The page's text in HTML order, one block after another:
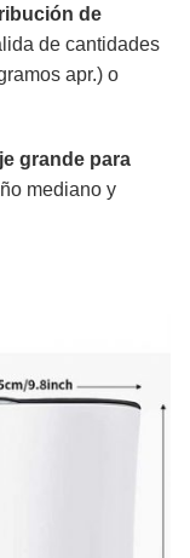
de
de cantidades
apr.) o
grande para
mediano y